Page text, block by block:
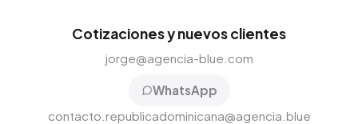
Cotizaciones y nuevos clientes
jorge@agencia-blue.com
WhatsApp
contacto.republicadominicana@agencia.blue